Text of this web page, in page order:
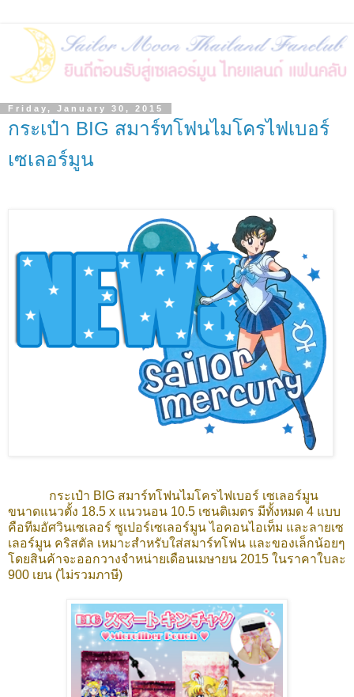
Friday, January 30, 2015
กระเป๋า BIG สมาร์ทโฟนไมโครไฟเบอร์
เซเลอร์มูน
กระเป๋า BIG สมาร์ทโฟนไมโครไฟเบอร์ เซเลอร์มูน
ขนาดแนวตั้ง 18.5 x แนวนอน 10.5 เซนติเมตร มีทั้งหมด 4 แบบ
คือทีมอัศวินเซเลอร์ ซูเปอร์เซเลอร์มูน ไอคอนไอเท็ม และลายเซ
เลอร์มูน คริสตัล เหมาะสำหรับใส่สมาร์ทโฟน และของเล็กน้อยๆ
โดยสินค้าจะออกวางจำหน่ายเดือนเมษายน 2015 ในราคาใบละ
900 เยน (ไม่รวมภาษี)